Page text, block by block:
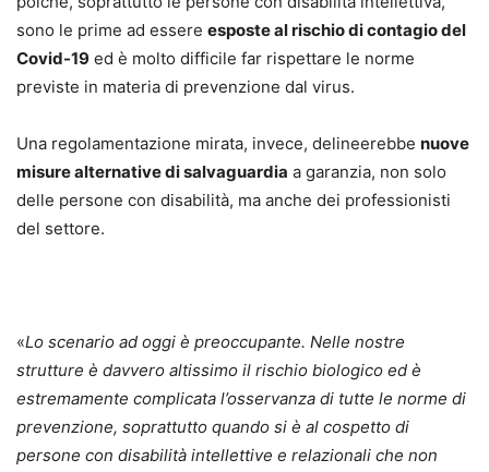
sono le prime ad essere esposte al rischio di contagio del
Covid-19 ed è molto difficile far rispettare le norme
previste in materia di prevenzione dal virus.
Una regolamentazione mirata, invece, delineerebbe nuove
misure alternative di salvaguardia a garanzia, non solo
delle persone con disabilità, ma anche dei professionisti
del settore.
«Lo scenario ad oggi è preoccupante. Nelle nostre
strutture è davvero altissimo il rischio biologico ed è
estremamente complicata l’osservanza di tutte le norme di
prevenzione, soprattutto quando si è al cospetto di
persone con disabilità intellettive e relazionali che non